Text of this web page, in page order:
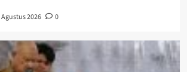
Agustus 2026 0